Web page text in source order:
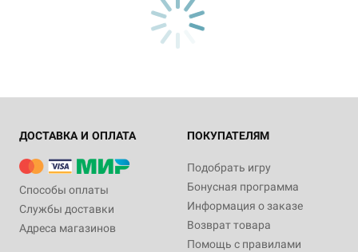
ДОСТАВКА И ОПЛАТА
Способы оплаты
Службы доставки
Адреса магазинов
ПОКУПАТЕЛЯМ
Подобрать игру
Бонусная программа
Информация о заказе
Возврат товара
Помощь с правилами